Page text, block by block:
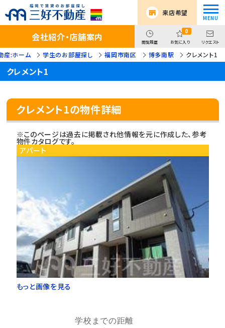
来店希望
会社紹介・店舗案内 閲覧履歴
0
お気に入り リクエスト
産:ホーム 学生のお部屋探し 福岡市南区 博多南駅 クレメント1
クレメント1
クレメント1の物件詳細
※このページは過去に掲載され他情報を元に作成した、参考
物件カタログです。
アパート
もっと画像を見る